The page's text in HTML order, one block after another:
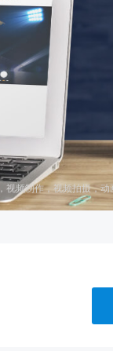
，视频制作，视频拍摄，动